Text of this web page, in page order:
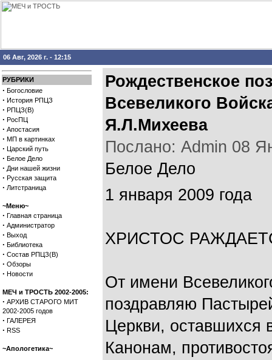
06 Авг, 2026 г. - 12:15
РУБРИКИ
· Богословие
· История РПЦЗ
· РПЦЗ(В)
· РосПЦ
· Апостасия
· МП в картинках
· Царский путь
· Белое Дело
· Дни нашей жизни
· Русская защита
· Литстраница
~Меню~
· Главная страница
· Администратор
· Выход
· Библиотека
· Состав РПЦЗ(В)
· Обзоры
· Новости
МЕЧ и ТРОСТЬ 2002-2005:
· АРХИВ СТАРОГО МИТ
2002-2005 годов
· ГАЛЕРЕЯ
· RSS
~Апологетика~
Рождественское
Всевеликого
Я.Л.Михеева
Послано: Admin 08
Белое Дело
1 января 2009 года
ХРИСТОС
От имени
поздравляю
Церкви, оставшихся
Канонам,